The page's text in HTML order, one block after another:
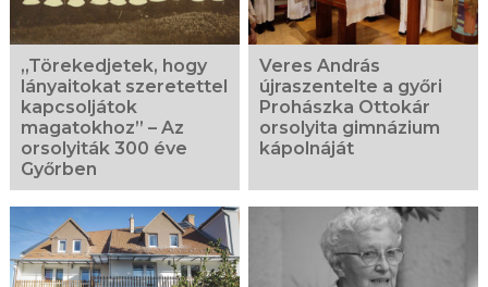
„Törekedjetek, hogy
lányaitokat szeretettel
kapcsoljátok
magatokhoz” – Az
orsolyiták 300 éve
Győrben
Veres András
újraszentelte a győri
Prohászka Ottokár
orsolyita gimnázium
kápolnáját